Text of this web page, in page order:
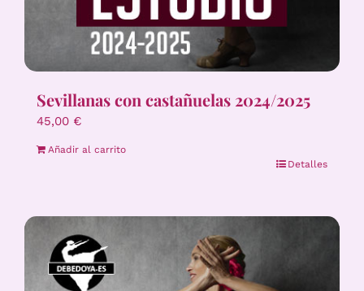
Sevillanas con castañuelas 2024/2025
45,00 €
Añadir al carrito
Detalles